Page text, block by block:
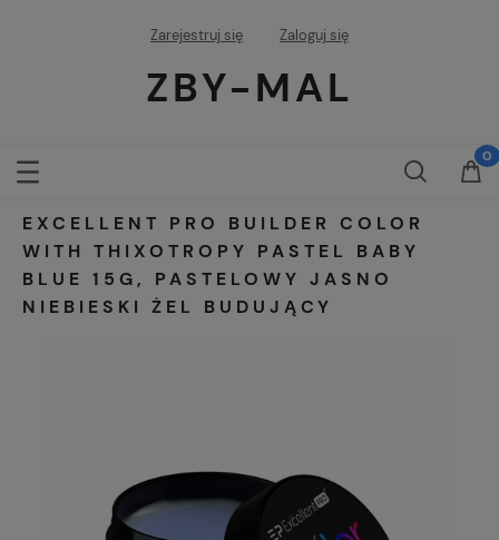
Zarejestruj się Zaloguj się
ZBY-MAL
EXCELLENT PRO BUILDER COLOR
WITH THIXOTROPY PASTEL BABY
BLUE 15G, PASTELOWY JASNO
NIEBIESKI ŻEL BUDUJĄCY